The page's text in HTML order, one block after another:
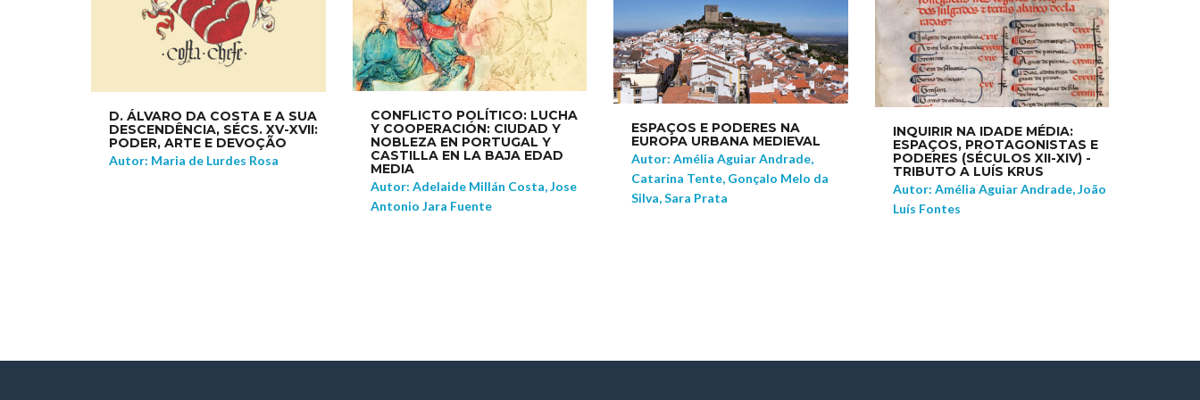
D. ÁLVARO DA COSTA E A SUA
DESCENDÊNCIA, SÉCS. XV-XVII:
PODER, ARTE E DEVOÇÃO
Autor: Maria de Lurdes Rosa
CONFLICTO POLÍTICO: LUCHA
Y COOPERACIÓN: CIUDAD Y
NOBLEZA EN PORTUGAL Y
CASTILLA EN LA BAJA EDAD
MEDIA
Autor: Adelaide Millán Costa, Jose
Antonio Jara Fuente
ESPAÇOS E PODERES NA
EUROPA URBANA MEDIEVAL
Autor: Amélia Aguiar Andrade,
Catarina Tente, Gonçalo Melo da
Silva, Sara Prata
INQUIRIR NA IDADE MÉDIA:
ESPAÇOS, PROTAGONISTAS E
PODERES (SÉCULOS XII-XIV) -
TRIBUTO A LUÍS KRUS
Autor: Amélia Aguiar Andrade, João
Luís Fontes